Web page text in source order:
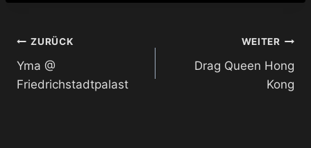
Beitragsnavigation
ZURÜCK
Yma @
Friedrichstadtpalast
WEITER
Drag Queen Hong
Kong